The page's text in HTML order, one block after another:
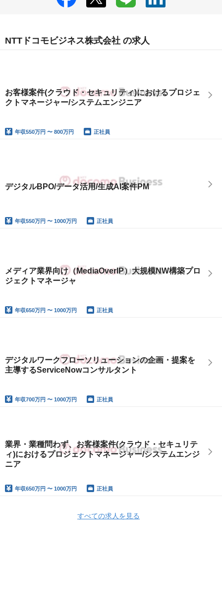
NTTドコモビジネス株式会社 の求人
お客様案件(クラウド・セキュリティ)におけるプロジェ
クトマネージャー/システムエンジニア
年収550万円 〜 800万円 正社員
デジタルBPO/データ活用/生成AI案件PM
年収550万円 〜 1000万円 正社員
メディア業界向け（MediaOverIP）大規模NW構築プロ
ジェクトマネージャ
年収650万円 〜 1000万円 正社員
デジタルワークフローソリューションの企画・提案を
主導するServiceNowコンサルタント
年収700万円 〜 1000万円 正社員
業界・業種問わず、お客様案件(クラウド・セキュリテ
ィ)におけるプロジェクトマネージャー/システムエンジ
ニア
年収650万円 〜 1000万円 正社員
すべての求人を見る